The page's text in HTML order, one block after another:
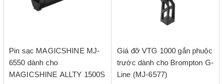
Pin sạc MAGICSHINE MJ-
6550 dành cho
MAGICSHINE ALLTY 1500S
Giá đỡ VTG 1000 gắn phuộc
trước dành cho Brompton G-
Line (MJ-6577)